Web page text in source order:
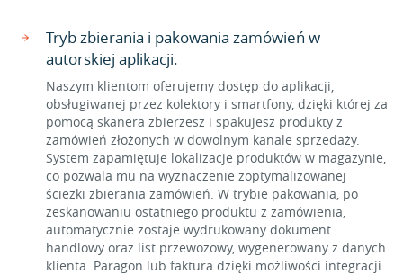
Tryb zbierania i pakowania zamówień w
autorskiej aplikacji.
Naszym klientom oferujemy dostęp do aplikacji,
obsługiwanej przez kolektory i smartfony, dzięki której za
pomocą skanera zbierzesz i spakujesz produkty z
zamówień złożonych w dowolnym kanale sprzedaży.
System zapamiętuje lokalizacje produktów w magazynie,
co pozwala mu na wyznaczenie zoptymalizowanej
ścieżki zbierania zamówień. W trybie pakowania, po
zeskanowaniu ostatniego produktu z zamówienia,
automatycznie zostaje wydrukowany dokument
handlowy oraz list przewozowy, wygenerowany z danych
klienta. Paragon lub faktura dzięki możliwości integracji